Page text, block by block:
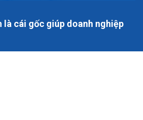
là cái gốc giúp doanh nghiệp